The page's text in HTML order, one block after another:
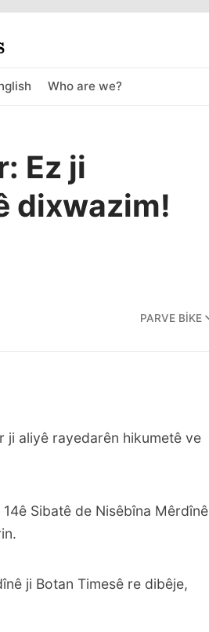
Who are we?
Ez ji
dixwazim!
PARVE BIKE
ji aliyê rayedarên hikumetê ve
Sibatê de Nisêbîna Mêrdînê
ji Botan Timesê re dibêje,